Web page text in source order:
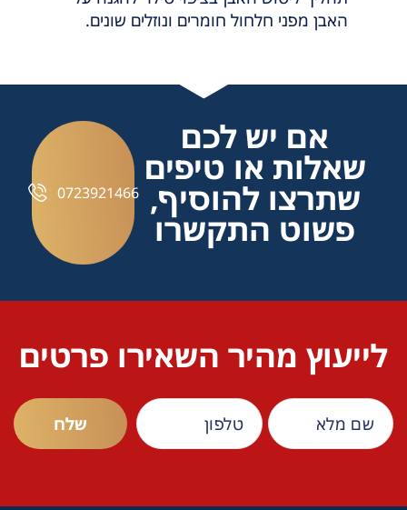
האבן מפני חלחול חומרים ונוזלים שונים.
אם יש לכם
שאלות או טיפים
שתרצו להוסיף,
פשוט התקשרו
0723921466
לייעוץ מהיר השאירו פרטים